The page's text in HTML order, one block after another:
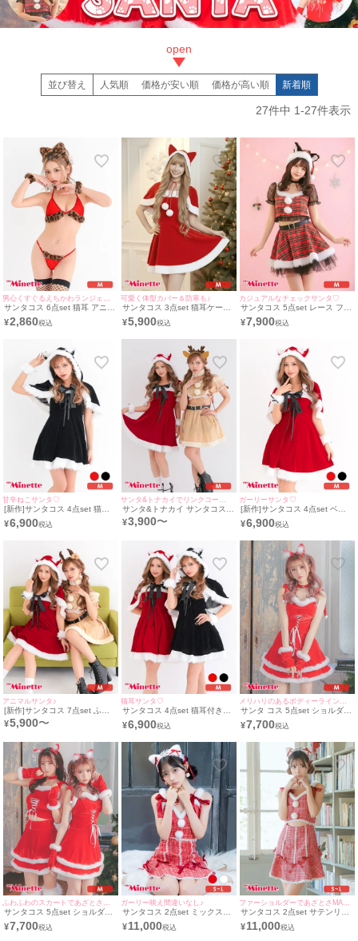
並び替え 人気順 価格が安い順 価格が高い順 新着順
27件中 1-27件表示
サンタコス 6点set 猫耳 アニマ
ル カチューシャ レオパード 豹
柄 ランジェリー風 サンタ コス
¥2,860
可愛く体型カバー＆防寒も♪
サンタコス 3点set 猫耳ケープ
ベアワンピ プチプラ サンタ コ
スプレ [ワンピース+ねこみみ
¥5,900
カジュアルなチェックサンタ♡
サンタコス 5点set レース フリ
ル タータンチェック柄 セパレ
ート ふわふわ Aライン 猫アニ
ルト＋サンタ帽子]
¥7,900
甘辛ねこサンタ♡
[新作]サンタコス 4点set 猫耳
付きケープ レースアップ ベア
ワンピース 猫 アニマル ふわふ
＋透明ストラップ]
¥6,900
サンタ&トナカイ サンタコス
セットアップ ねこ耳ケープ フ
レア ふわふわ トナカイ オフシ
¥3,900〜
ガーリーサンタ♡
[新作]サンタコス 4点set ベア
ワンピース 猫耳付きケープ レ
ースアップ 猫 アニマル ふわふ
きケープ＋ワンピース＋カフス
＋透明ストラップ]
¥6,900
アニマルサンタ♪
[新作]サンタコス 7点set ふわ
ふわ トナカイ オフショル セッ
トアップ ねこ耳ケープ フレア
襟＋トップス＋透明ストラップ
＋スカート＋ベルト＋ガーター
リング]
¥5,900〜
猫耳サンタ♡
サンタコス 4点set 猫耳付きケ
ープ レースアップ ベアワンピ
ース 猫 アニマル ふわふわ サ
プ＋ワンピース＋カフス＋透明
ストラップ]
¥6,900
サンタ コス 5点set ショルダー
リボンフロントレースアップセ
ットアップ二段フレアスカート
タ コスプレ [チョーカー＋トッ
プス＋スカート＋カチューシャ
¥7,700
サンタコス 5点set ショルダー
リボンレースアップセットアッ
プ二段フレアスカートドレスガ
¥7,700
ガーリー映え間違いなし♪
サンタコス 2点set ミックスツ
イードウエストカットサテンリ
ボンフレアスカートガーリー猫
¥11,000
サンタコス 2点set サテンリボ
ンミックスツイードウエストカ
ットフレアスカートガーリー猫
¥11,000